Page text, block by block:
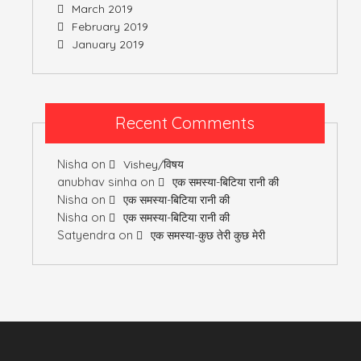
March 2019
February 2019
January 2019
Recent Comments
Nisha on Vishey/विषय
anubhav sinha on एक समस्या-बिटिया रानी की
Nisha on एक समस्या-बिटिया रानी की
Nisha on एक समस्या-बिटिया रानी की
Satyendra on एक समस्या-कुछ तेरी कुछ मेरी